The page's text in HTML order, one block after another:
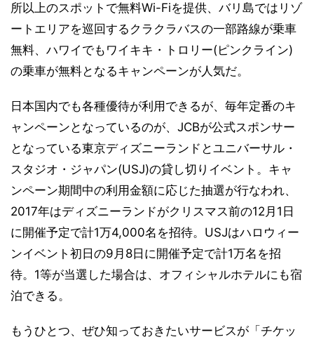
所以上のスポットで無料Wi-Fiを提供、バリ島ではリゾ
ートエリアを巡回するクラクラバスの一部路線が乗車
無料、ハワイでもワイキキ・トロリー(ピンクライン)
の乗車が無料となるキャンペーンが人気だ。
日本国内でも各種優待が利用できるが、毎年定番のキ
ャンペーンとなっているのが、JCBが公式スポンサー
となっている東京ディズニーランドとユニバーサル・
スタジオ・ジャパン(USJ)の貸し切りイベント。キャ
ンペーン期間中の利用金額に応じた抽選が行なわれ、
2017年はディズニーランドがクリスマス前の12月1日
に開催予定で計1万4,000名を招待。USJはハロウィー
ンイベント初日の9月8日に開催予定で計1万名を招
待。1等が当選した場合は、オフィシャルホテルにも宿
泊できる。
もうひとつ、ぜひ知っておきたいサービスが「チケッ